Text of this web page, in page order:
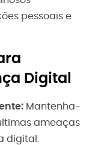
pessoais e
Digital
Mantenha-
ameaças
digital.